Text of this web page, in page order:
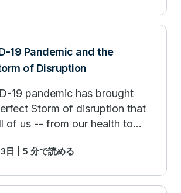
19 Pandemic and the
of Disruption
19 pandemic has brought
Storm of disruption that
our health to
日 | 5 分で読める